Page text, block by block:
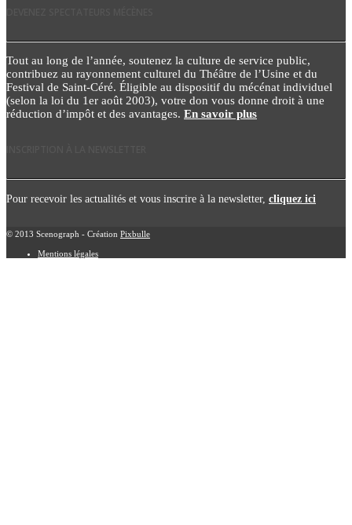
Tout au long de l’année, soutenez la culture de service public,
contribuez au rayonnement culturel du Théâtre de l’Usine et du
Festival de Saint-Céré. Éligible au dispositif du mécénat individuel
(selon la loi du 1er août 2003), votre don vous donne droit à une
réduction d’impôt et des avantages. En savoir plus
Pour recevoir les actualités et vous inscrire à la newsletter, cliquez ici
© 2013 Scenograph - Création Pixbulle
Mentions légales